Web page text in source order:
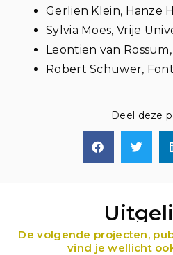
Gerlien Klein, Hanze
Sylvia Moes, Vrije
Leontien van Rossum,
Robert Schuwer,
Deel deze
De volgende projecten,
vind je wellicht